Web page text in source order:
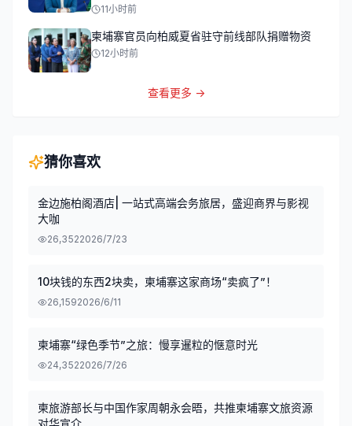
11小时前
柬埔寨官员向柏威夏省驻守前线部队捐赠物资
12小时前
查看更多 →
猜你喜欢
金边施柏阁酒店| 一站式高端会务旅居，盛迎商界与影视
大咖
26,3522026/7/23
10块钱的东西2块卖，柬埔寨这家商场“卖疯了”！
26,1592026/6/11
柬埔寨“绿色季节”之旅：慢享暹粒的惬意时光
24,3522026/7/26
柬旅游部长与中国作家周朝永会晤，共推柬埔寨文旅资源